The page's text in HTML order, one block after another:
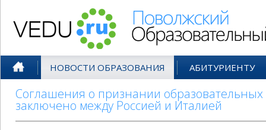
НОВОСТИ ОБРАЗОВАНИЯ АБИТУРИЕНТУ
Соглашения о признании
заключено между Россией и Италией